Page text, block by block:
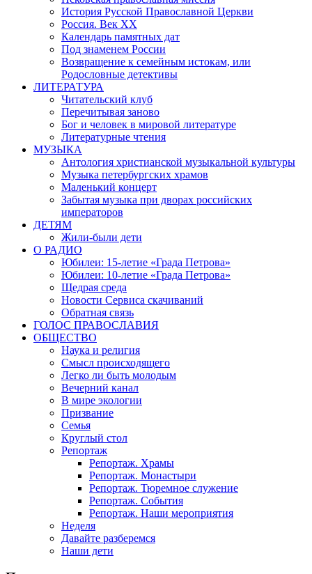
История Русской Православной Церкви
Россия. Век ХХ
Календарь памятных дат
Под знаменем России
Возвращение к семейным истокам, или
Родословные детективы
ЛИТЕРАТУРА
Читательский клуб
Перечитывая заново
Бог и человек в мировой литературе
Литературные чтения
МУЗЫКА
Антология христианской музыкальной культуры
Музыка петербургских храмов
Маленький концерт
Забытая музыка при дворах российских
императоров
ДЕТЯМ
Жили-были дети
О РАДИО
Юбилеи: 15-летие «Града Петрова»
Юбилеи: 10-летие «Града Петрова»
Щедрая среда
Новости Сервиса скачиваний
Обратная связь
ГОЛОС ПРАВОСЛАВИЯ
ОБЩЕСТВО
Наука и религия
Смысл происходящего
Легко ли быть молодым
Вечерний канал
В мире экологии
Призвание
Семья
Круглый стол
Репортаж
Репортаж. Храмы
Репортаж. Монастыри
Репортаж. Тюремное служение
Репортаж. События
Репортаж. Наши мероприятия
Неделя
Давайте разберемся
Наши дети